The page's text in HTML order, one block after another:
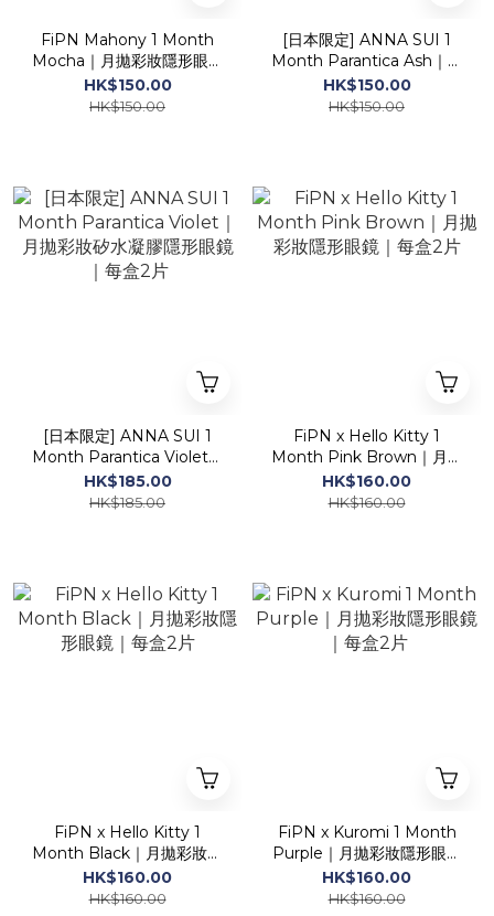
FiPN Mahony 1 Month
Mocha｜月拋彩妝隱形眼鏡
｜每盒2片
HK$150.00
HK$150.00
[日本限定] ANNA SUI 1
Month Parantica Ash｜月
拋彩妝矽水凝膠隱形眼鏡｜
每盒2片
HK$150.00
HK$150.00
[日本限定] ANNA SUI 1
Month Parantica Violet｜
月拋彩妝矽水凝膠隱形眼鏡
｜每盒2片
HK$185.00
HK$185.00
FiPN x Hello Kitty 1
Month Pink Brown｜月拋
彩妝隱形眼鏡｜每盒2片
HK$160.00
HK$160.00
FiPN x Hello Kitty 1
Month Black｜月拋彩妝隱
形眼鏡｜每盒2片
HK$160.00
HK$160.00
FiPN x Kuromi 1 Month
Purple｜月拋彩妝隱形眼鏡
｜每盒2片
HK$160.00
HK$160.00